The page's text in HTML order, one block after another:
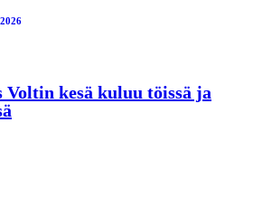
kesä kuluu töissä ja